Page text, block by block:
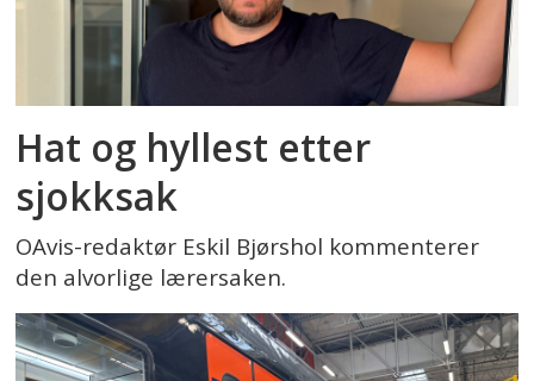
Hat og hyllest etter
sjokksak
OAvis-redaktør Eskil Bjørshol kommenterer
den alvorlige lærersaken.